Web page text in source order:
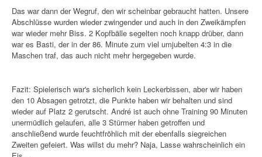
Das war dann der Wegruf, den wir scheinbar gebraucht hatten. Unsere
Abschlüsse wurden wieder zwingender und auch in den Zweikämpfen
war wieder mehr Biss. 2 Kopfbälle segelten noch knapp drüber, dann
war es Basti, der in der 86. Minute zum viel umjubelten 4:3 in die
Maschen traf, das auch nicht mehr hergegeben wurde.
Fazit: Spielerisch war's sicherlich kein Leckerbissen, aber wir haben
den 10 Absagen getrotzt, die Punkte haben wir behalten und sind
wieder auf Platz 2 gerutscht. André ist auch ohne Training 90 Minuten
unermüdlich gelaufen, alle 3 Stürmer haben getroffen und
anschließend wurde feuchtfröhlich mit der ebenfalls siegreichen
Zweiten gefeiert. Was willst du mehr? Naja, Lasse wahrscheinlich ein